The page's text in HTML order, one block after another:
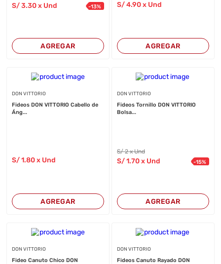
S/3.30 x Und -13%
AGREGAR
S/4.90x Und
AGREGAR
DON VITTORIO
Fideos DON VITTORIO Cabello de
Áng...
S/1.80 x Und
AGREGAR
DON VITTORIO
Fideos Tornillo DON VITTORIO
Bolsa...
S/2 x Und
S/1.70x Und -15%
AGREGAR
DON VITTORIO
Fideo Canuto Chico DON
DON VITTORIO
Fideos Canuto Rayado DON